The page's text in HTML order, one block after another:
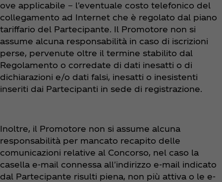
ove applicabile − l'eventuale costo telefonico del
collegamento ad Internet che è regolato dal piano
tariffario del Partecipante. Il Promotore non si
assume alcuna responsabilità in caso di iscrizioni
perse, pervenute oltre il termine stabilito dal
Regolamento o corredate di dati inesatti o di
dichiarazioni e/o dati falsi, inesatti o inesistenti
inseriti dai Partecipanti in sede di registrazione.
Inoltre, il Promotore non si assume alcuna
responsabilità per mancato recapito delle
comunicazioni relative al Concorso, nel caso la
casella e-mail connessa all'indirizzo e-mail indicato
dal Partecipante risulti piena, non più attiva o le e-